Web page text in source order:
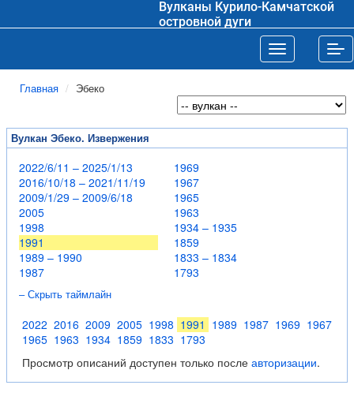
Вулканы Курило-Камчатской
островной дуги
Toggle
Главная Эбеко
Вулкан Эбеко. Извержения
2022/6/11 – 2025/1/13
2016/10/18 – 2021/11/19
2009/1/29 – 2009/6/18
2005
1998
1991
1989 – 1990
1987
1969
1967
1965
1963
1934 – 1935
1859
1833 – 1834
1793
– Скрыть таймлайн
2022 2016 2009 2005 1998 1991 1989 1987 1969 1967
1965 1963 1934 1859 1833 1793
Просмотр описаний доступен только после авторизации.